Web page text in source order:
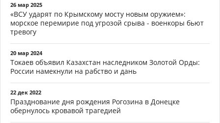
26 мар 2025
«ВСУ ударят по Крымскому мосту новым оружием»:
морское перемирие под угрозой срыва - военкоры бьют
тревогу
20 мар 2024
Токаев объявил Казахстан наследником Золотой Орды:
России намекнули на рабство и дань
22 дек 2022
Празднование дня рождения Рогозина в Донецке
обернулось кровавой трагедией